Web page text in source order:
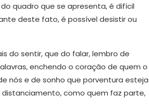
quadro que se apresenta, é difícil
deste fato, é possível desistir ou
do sentir, que do falar, lembro de
enchendo o coração de quem o
nós e de sonho que porventura esteja
como quem faz parte,